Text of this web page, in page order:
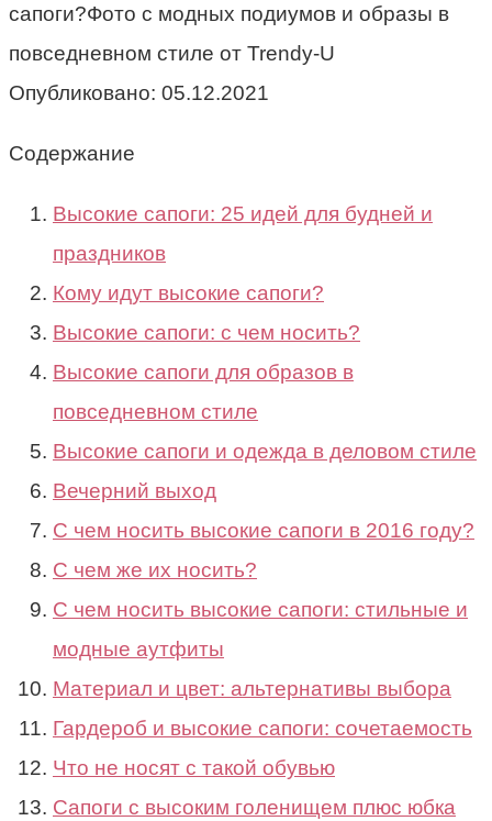
сапоги?Фото с модных подиумов и образы в
повседневном стиле от Trendy-U
Опубликовано: 05.12.2021
Содержание
Высокие сапоги: 25 идей для будней и
праздников
Кому идут высокие сапоги?
Высокие сапоги: с чем носить?
Высокие сапоги для образов в
повседневном стиле
Высокие сапоги и одежда в деловом стиле
Вечерний выход
С чем носить высокие сапоги в 2016 году?
С чем же их носить?
С чем носить высокие сапоги: стильные и
модные аутфиты
Материал и цвет: альтернативы выбора
Гардероб и высокие сапоги: сочетаемость
Что не носят с такой обувью
Сапоги с высоким голенищем плюс юбка